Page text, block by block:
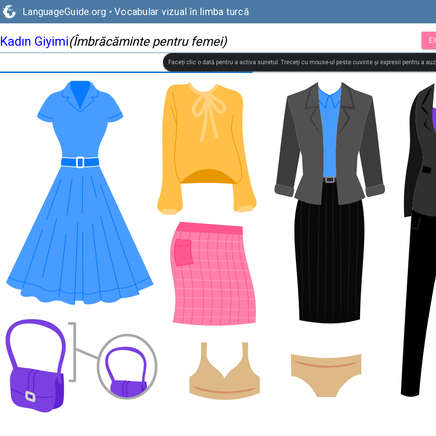
LanguageGuide.org • Vocabular vizual în limba turcă
Kadın Giyimi(Îmbrăcăminte pentru femei)
Faceți clic o dată pentru a activa sunetul. Treceți cu mouse-ul peste cuvinte și expresii pentru a